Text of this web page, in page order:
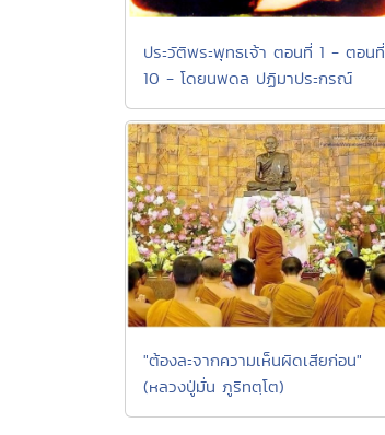
ประวัติพระพุทธเจ้า ตอนที่ 1 - ตอนที่
10 - โดยนพดล ปฏิมาประกรณ์
"ต้องละจากความเห็นผิดเสียก่อน"
(หลวงปู่มั่น ภูริทตฺโต)